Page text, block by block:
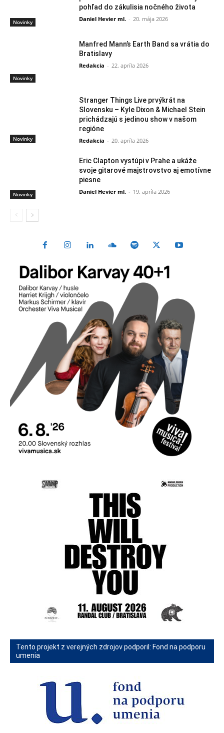
Novinky
pohľad do zákulisia nočného života
Daniel Hevier ml. - 20. mája 2026
Novinky
Manfred Mann’s Earth Band sa vrátia do
Bratislavy
Redakcia - 22. apríla 2026
Novinky
Stranger Things Live prvýkrát na
Slovensku – Kyle Dixon & Michael Stein
prichádzajú s jedinou show v našom
regióne
Redakcia - 20. apríla 2026
Novinky
Eric Clapton vystúpi v Prahe a ukáže
svoje gitarové majstrovstvo aj emotívne
piesne
Daniel Hevier ml. - 19. apríla 2026
Tento projekt z verejných zdrojov podporil: Fond na podporu
umenia